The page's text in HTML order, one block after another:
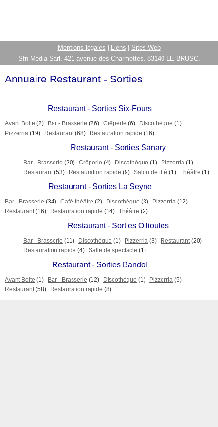
Mentions légales Liens
Sites Web
Sfn Media Sarl, 421 avenue des Charmettes, 83140 LE BRUSC.
Annuaire Restaurant - Sorties
Restaurant - Sorties Six-Fours
Avant Boite (2) Bar - Brasserie (26) Crêperie (6) Discothèque (1)
Pizzerria (19) Restaurant (68) Restauration rapide (16)
Restaurant - Sorties Sanary
Bar - Brasserie (20) Crêperie (4) Discothèque (1) Pizzerria (1)
Restaurant (53) Restauration rapide (9) Salon de thé (1) Théâtre (1)
Restaurant - Sorties La Seyne
Bar - Brasserie (34) Café-théâtre (2) Discothèque (3) Pizzerria (12)
Restaurant (16) Restauration rapide (14) Théâtre (2)
Restaurant - Sorties Ollioules
Bar - Brasserie (11) Discothèque (1) Pizzerria (3) Restaurant (20)
Restauration rapide (4) Salle de spectacle (1)
Restaurant - Sorties Bandol
Avant Boite (1) Bar - Brasserie (12) Discothèque (1) Pizzerria (5)
Restaurant (58) Restauration rapide (8)